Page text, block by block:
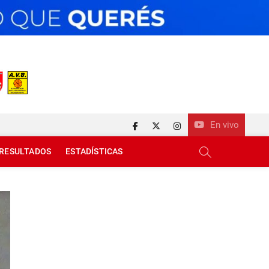
En vivo
facebook
twitterinstagram
RESULTADOS ESTADÍSTICAS